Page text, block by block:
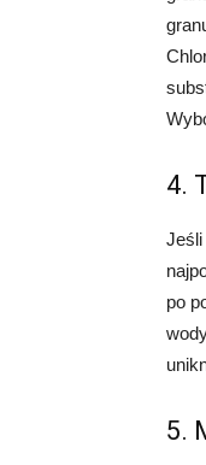
4.
Jeśli
po
5.